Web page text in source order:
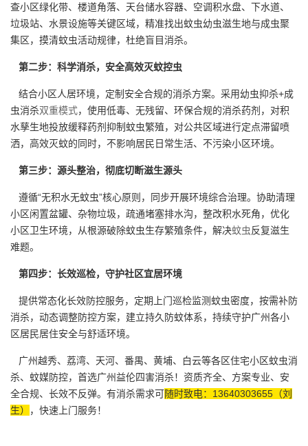
查小区绿化带、楼道角落、天台储水容器、空调积水盘、下水道、
垃圾站、水景设施等关键区域，精准找出蚊虫幼虫滋生地与成虫聚
集区，摸清蚊虫活动规律，杜绝盲目消杀。
第二步：科学消杀，安全高效灭蚊控虫
结合小区人居环境，定制安全合规的消杀方案。采用幼虫抑杀+成
虫消杀双重模式，使用低毒、无残留、环保合规的消杀药剂，对积
水孳生地投放缓释药剂抑制蚊虫繁殖，对公共区域进行定点滞留喷
洒，高效灭蚊的同时，不影响居民日常生活、不污染小区环境。
第三步：源头整治，彻底切断滋生源头
遵循“无积水无蚊虫”核心原则，同步开展环境综合治理。协助清理
小区闲置盆罐、杂物垃圾，疏通堵塞排水沟，整改积水死角，优化
小区卫生环境，从根源破除蚊虫生存繁殖条件，解决蚊虫反复滋生
难题。
第四步：长效巡检，守护社区宜居环境
提供常态化长效防控服务，定期上门巡检监测蚊虫密度，按需补防
消杀，动态调整防控方案，建立持久防蚊体系，持续守护广州各小
区居民居住安全与舒适环境。
广州越秀、荔湾、天河、番禺、黄埔、白云等各区住宅小区蚊虫消
杀、蚊媒防控，首选广州益伦四害消杀！资质齐全、方案专业、安
全合规、长效不反弹。有消杀需求可随时致电：13640303655（刘
生）
，快速上门服务！